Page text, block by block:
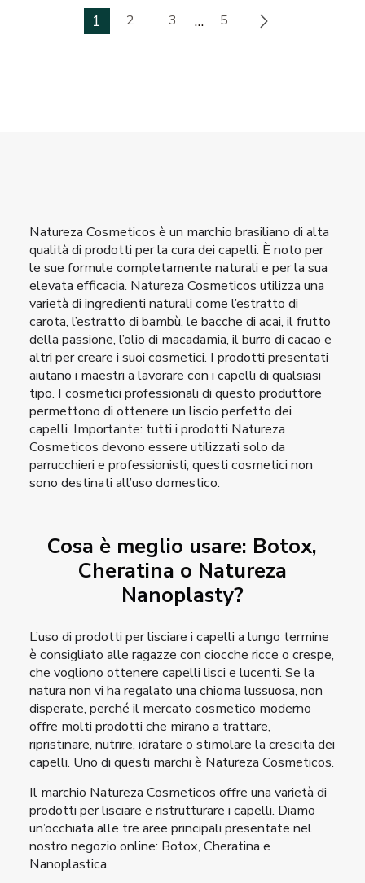
1 2 3 … 5
Natureza Cosmeticos è un marchio brasiliano di alta
qualità di prodotti per la cura dei capelli. È noto per
le sue formule completamente naturali e per la sua
elevata efficacia. Natureza Cosmeticos utilizza una
varietà di ingredienti naturali come l’estratto di
carota, l’estratto di bambù, le bacche di acai, il frutto
della passione, l’olio di macadamia, il burro di cacao e
altri per creare i suoi cosmetici. I prodotti presentati
aiutano i maestri a lavorare con i capelli di qualsiasi
tipo. I cosmetici professionali di questo produttore
permettono di ottenere un liscio perfetto dei
capelli. Importante: tutti i prodotti Natureza
Cosmeticos devono essere utilizzati solo da
parrucchieri e professionisti; questi cosmetici non
sono destinati all’uso domestico.
Cosa è meglio usare: Botox,
Cheratina o Natureza
Nanoplasty?
L’uso di prodotti per lisciare i capelli a lungo termine
è consigliato alle ragazze con ciocche ricce o crespe,
che vogliono ottenere capelli lisci e lucenti. Se la
natura non vi ha regalato una chioma lussuosa, non
disperate, perché il mercato cosmetico moderno
offre molti prodotti che mirano a trattare,
ripristinare, nutrire, idratare o stimolare la crescita dei
capelli. Uno di questi marchi è Natureza Cosmeticos.
Il marchio Natureza Cosmeticos offre una varietà di
prodotti per lisciare e ristrutturare i capelli. Diamo
un’occhiata alle tre aree principali presentate nel
nostro negozio online: Botox, Cheratina e
Nanoplastica.